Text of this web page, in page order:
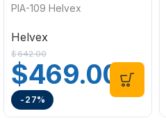
PIA-109 Helvex
Helvex
$642.00
$469.00
-27%